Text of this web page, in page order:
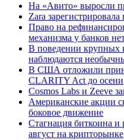
На «Авито» выросли
Zara
Право на
механизма у банков
В поведении крупных
наблюдаются
В США отложили
CLARITY Act до осени
Cosmos Labs и Zeeve
Американские акции
боковое движение
Стагнация биткоина и
август на крипторынке